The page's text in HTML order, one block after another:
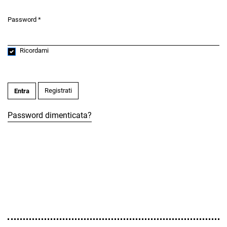
Password *
Ricordami
Entra Registrati
Password dimenticata?